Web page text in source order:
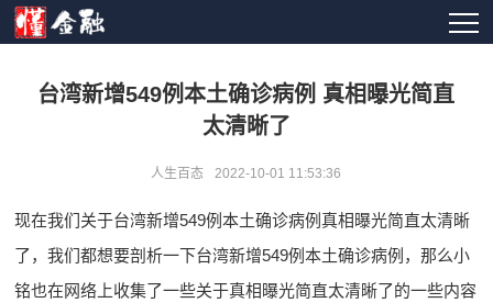
台湾新增549例本土确诊病例 真相曝光简直
太清晰了
人生百态 2022-10-01 11:53:36
现在我们关于台湾新增549例本土确诊病例真相曝光简直太清晰
了，我们都想要剖析一下台湾新增549例本土确诊病例，那么小
铭也在网络上收集了一些关于真相曝光简直太清晰了的一些内容